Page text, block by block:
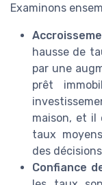
Examinons
hausse de
par une
prêt
maison, et il
taux
des
Confiance